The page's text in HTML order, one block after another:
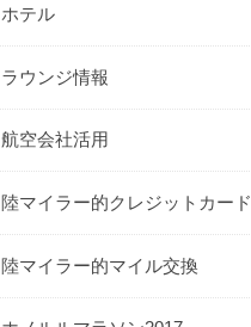
ホテル
ラウンジ情報
航空会社活用
陸マイラー的クレジットカード
陸マイラー的マイル交換